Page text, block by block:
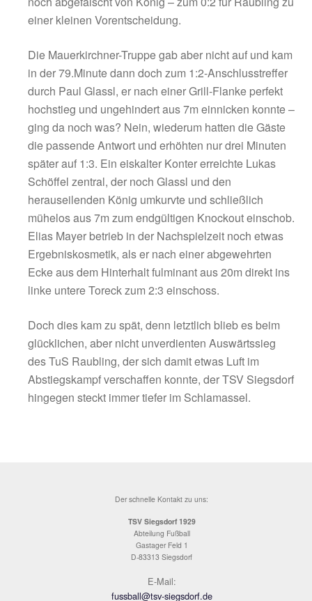
Hausherrren. Erneut ist es Niko Hable mit
schönen Solo durch drei Abwehrspieler
die Kugel per Aussenrist an TW König
lange Ecke zum 0:1 spitzelt –
derzeitige Situation bei der Heimelf, die
zu harmlos agieren und hinten viel zu
Gegentore kassieren.
Doch Siegsdorf steckte nicht auf und hatte
26.Minute die Chance zum Ausgleich,
flankte von rechts scharf nach innen, wo der
agile, aber glücklose Aigner in den Ball
jedoch aus 3m auch übers Tor schiesst. In
33.Minute der nächste vielversprechende
die rechte Seite, Mauekirchner auf Aigner,
durch zu Liam Grill, der aber aus 8m zu
Schmackes hinter die Kugel bringt, die noch
Quergebälk touchiert. Die Gäste aus
beschränkten sich in dieser Phase aufs
schließlich in die Halbzeit, bitter für den
eigentlich die bessere Mannschaft war, aber
Chancen einfach nicht nutzt.
Bis zur 65.Minute passiert dann nicht